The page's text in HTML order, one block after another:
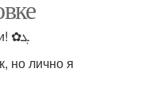
Здравствуйте Уважаемые читатели! ✿ܓ
но лично я